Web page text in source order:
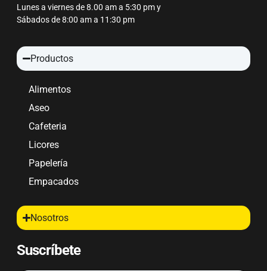
Lunes a viernes de 8.00 am a 5:30 pm y
Sábados de 8:00 am a 11:30 pm
Productos
Alimentos
Aseo
Cafeteria
Licores
Papelería
Empacados
Nosotros
Suscríbete